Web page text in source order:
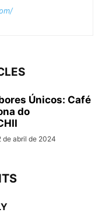
Únicos: Café
do
de abril de 2024